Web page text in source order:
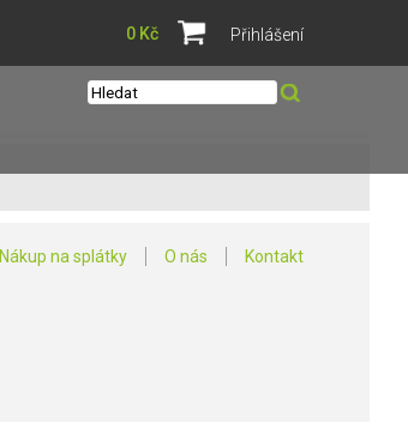
Přihlášení
0 Kč
Nákup na splátky O nás
Kontakt